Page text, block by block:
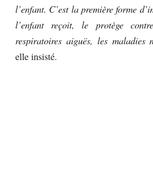
l’enfant. C’est la première forme
l’enfant reçoit, le protège
respiratoires aiguës, les maladies
elle insisté.